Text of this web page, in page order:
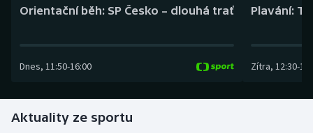
Golf
Orientační běh: SP Česko – dlouhá trať
Dnes, 11:50-16:00
Plavání:
Zítra, 12:30-
Aktuality ze sportu